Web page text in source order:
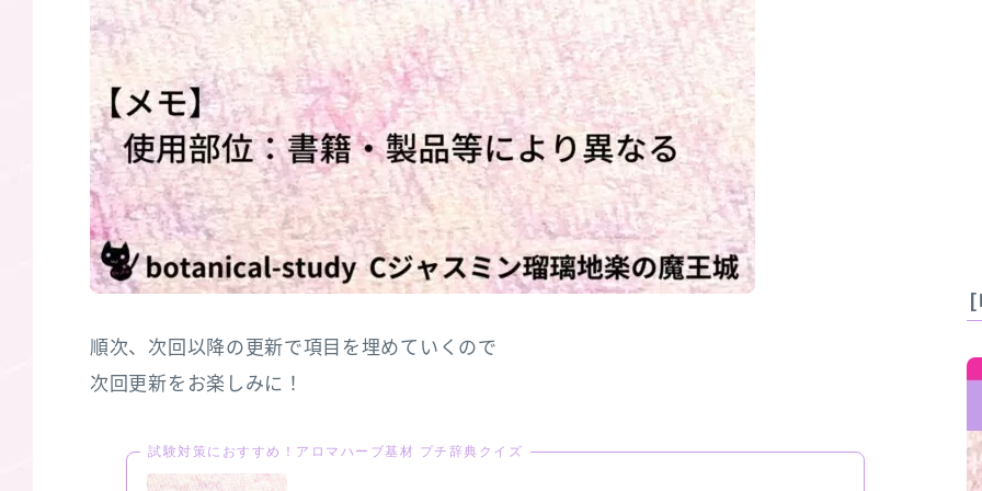
順次、次回以降の更新で項目を埋めていくので
次回更新をお楽しみに！
試験対策におすすめ！アロマハーブ基材 プチ辞典クイズ